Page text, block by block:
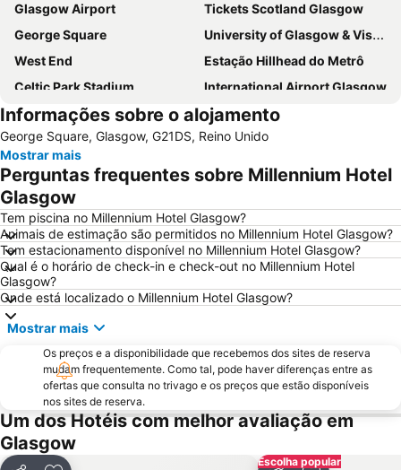
Glasgow Airport
Tickets Scotland Glasgow
George Square
University of Glasgow & Visitor Centre
West End
Estação Hillhead do Metrô
Celtic Park Stadium
International Airport Glasgow
Glasgow Prestwick Airport
Hampden Park
Victoria Park
Finnieston
Buchanan bus station
Scottish Exhibition and Conference Centre
Apple Store
Princes Square
Citizen's Theatre
Shawlands
Queen's Park
Ibrox Stadium
Orchard Park
Blair Drummond Safari and Adventure Park
Informações sobre o alojamento
George Square, Glasgow, G21DS, Reino Unido
Mostrar mais
Perguntas frequentes sobre Millennium Hotel
Glasgow
Tem piscina no Millennium Hotel Glasgow?
Animais de estimação são permitidos no Millennium Hotel Glasgow?
Tem estacionamento disponível no Millennium Hotel Glasgow?
Qual é o horário de check-in e check-out no Millennium Hotel
Glasgow?
Onde está localizado o Millennium Hotel Glasgow?
Mostrar mais
Os preços e a disponibilidade que recebemos dos sites de reserva
mudam frequentemente. Como tal, pode haver diferenças entre as
ofertas que consulta no trivago e os preços que estão disponíveis
nos sites de reserva.
Um dos Hotéis com melhor avaliação em
Glasgow
Escolha popular